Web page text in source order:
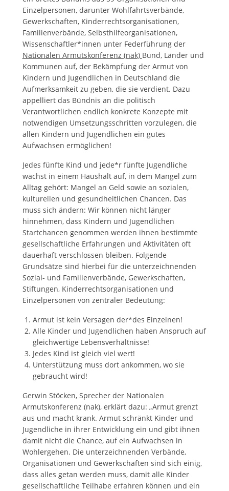
Einzelpersonen, darunter Wohlfahrtsverbände,
Gewerkschaften, Kinderrechtsorganisationen,
Familienverbände, Selbsthilfeorganisationen,
Wissenschaftler*innen unter Federführung der
Nationalen Armutskonferenz (nak) Bund, Länder und
Kommunen auf, der Bekämpfung der Armut von
Kindern und Jugendlichen in Deutschland die
Aufmerksamkeit zu geben, die sie verdient. Dazu
appelliert das Bündnis an die politisch
Verantwortlichen endlich konkrete Konzepte mit
notwendigen Umsetzungsschritten vorzulegen, die
allen Kindern und Jugendlichen ein gutes
Aufwachsen ermöglichen!
Jedes fünfte Kind und jede*r fünfte Jugendliche
wächst in einem Haushalt auf, in dem Mangel zum
Alltag gehört: Mangel an Geld sowie an sozialen,
kulturellen und gesundheitlichen Chancen. Das
muss sich ändern: Wir können nicht länger
hinnehmen, dass Kindern und Jugendlichen
Startchancen genommen werden ihnen bestimmte
gesellschaftliche Erfahrungen und Aktivitäten oft
dauerhaft verschlossen bleiben. Folgende
Grundsätze sind hierbei für die unterzeichnenden
Sozial- und Familienverbände, Gewerkschaften,
Stiftungen, Kinderrechtsorganisationen und
Einzelpersonen von zentraler Bedeutung:
Armut ist kein Versagen der*des Einzelnen!
Alle Kinder und Jugendlichen haben Anspruch auf
gleichwertige Lebensverhältnisse!
Jedes Kind ist gleich viel wert!
Unterstützung muss dort ankommen, wo sie
gebraucht wird!
Gerwin Stöcken, Sprecher der Nationalen
Armutskonferenz (nak), erklärt dazu: „Armut grenzt
aus und macht krank. Armut schränkt Kinder und
Jugendliche in ihrer Entwicklung ein und gibt ihnen
damit nicht die Chance, auf ein Aufwachsen in
Wohlergehen. Die unterzeichnenden Verbände,
Organisationen und Gewerkschaften sind sich einig,
dass alles getan werden muss, damit alle Kinder
gesellschaftliche Teilhabe erfahren können und ein